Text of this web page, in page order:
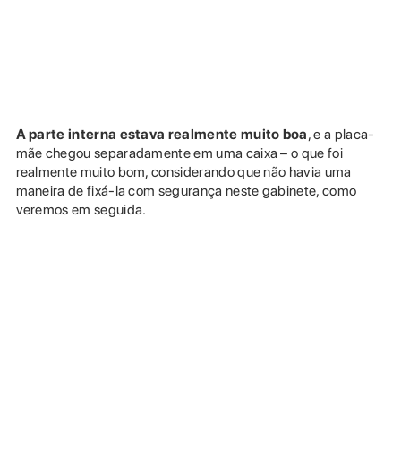
A parte interna estava realmente muito boa, e a placa-
mãe chegou separadamente em uma caixa – o que foi
realmente muito bom, considerando que não havia uma
maneira de fixá-la com segurança neste gabinete, como
veremos em seguida.